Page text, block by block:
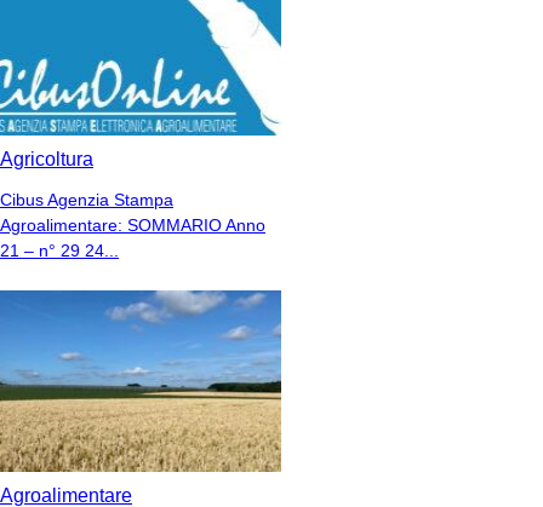
Agricoltura
Cibus Agenzia Stampa
Agroalimentare: SOMMARIO Anno
21 – n° 29 24...
Agroalimentare